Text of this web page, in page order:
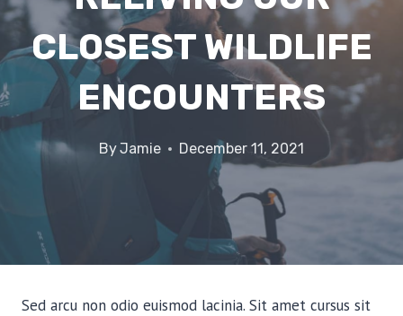
CLOSEST WILDLIFE
ENCOUNTERS
ByJamie December 11, 2021
Sed arcu non odio euismod lacinia. Sit amet cursus sit